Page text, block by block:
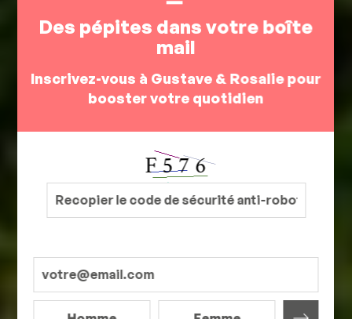
Des pépites dans votre boîte
mail
Inscrivez-vous à Gustave & Rosalie pour
booster votre quotidien